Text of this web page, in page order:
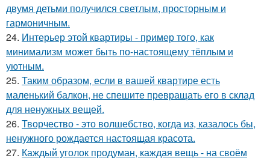
двумя детьми получился светлым, просторным и
гармоничным.
24. Интерьер этой квартиры - пример того, как
минимализм может быть по-настоящему тёплым и
уютным.
25. Таким образом, если в вашей квартире есть
маленький балкон, не спешите превращать его в склад
для ненужных вещей.
26. Творчество - это волшебство, когда из, казалось бы,
ненужного рождается настоящая красота.
27. Каждый уголок продуман, каждая вещь - на своём